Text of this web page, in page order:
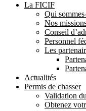
La FICIF
Qui
Nos
Conseil
Personnel
Les
Actualités
Permis de chasser
Validation
Obtenez